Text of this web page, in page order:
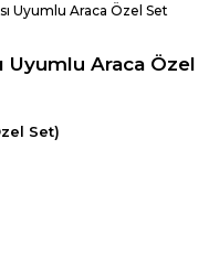
Uyumlu Araca Özel Set
Uyumlu Araca Özel
Set)